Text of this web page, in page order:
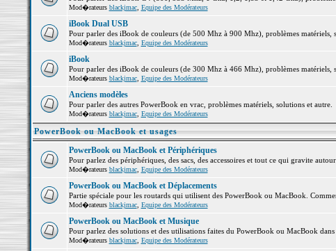
Mod�rateurs blackjmac, Equipe des Modérateurs
iBook Dual USB
Pour parler des iBook de couleurs (de 500 Mhz à 900 Mhz), problèmes matériels,
Mod�rateurs blackjmac, Equipe des Modérateurs
iBook
Pour parler des iBook de couleurs (de 300 Mhz à 466 Mhz), problèmes matériels,
Mod�rateurs blackjmac, Equipe des Modérateurs
Anciens modèles
Pour parler des autres PowerBook en vrac, problèmes matériels, solutions et autre.
Mod�rateurs blackjmac, Equipe des Modérateurs
PowerBook ou MacBook et usages
PowerBook ou MacBook et Périphériques
Pour parlez des périphériques, des sacs, des accessoires et tout ce qui gravite
Mod�rateurs blackjmac, Equipe des Modérateurs
PowerBook ou MacBook et Déplacements
Partie spéciale pour les routards qui utilisent des PowerBook ou MacBook.
Mod�rateurs blackjmac, Equipe des Modérateurs
PowerBook ou MacBook et Musique
Pour parlez des solutions et des utilisations faites du PowerBook ou MacBook
Mod�rateurs blackjmac, Equipe des Modérateurs